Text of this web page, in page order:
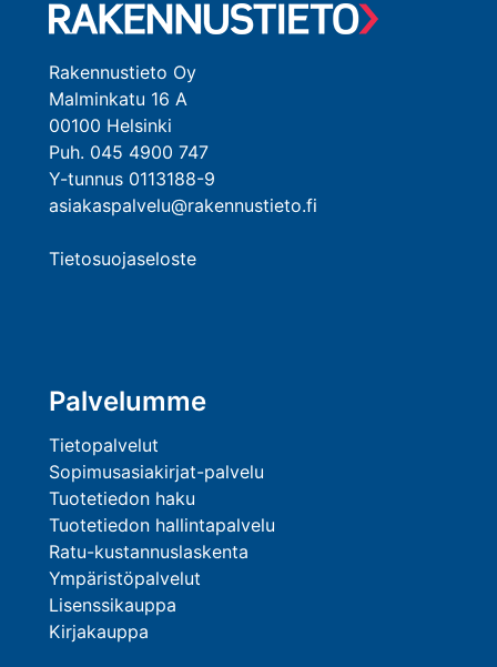
Rakennustieto Oy
Malminkatu 16 A
00100 Helsinki
Puh. 045 4900 747
Y-tunnus 0113188-9
asiakaspalvelu@rakennustieto.fi
Tietosuojaseloste
Palvelumme
Tietopalvelut
Sopimusasiakirjat-palvelu
Tuotetiedon haku
Tuotetiedon hallintapalvelu
Ratu-kustannuslaskenta
Ympäristöpalvelut
Lisenssikauppa
Kirjakauppa